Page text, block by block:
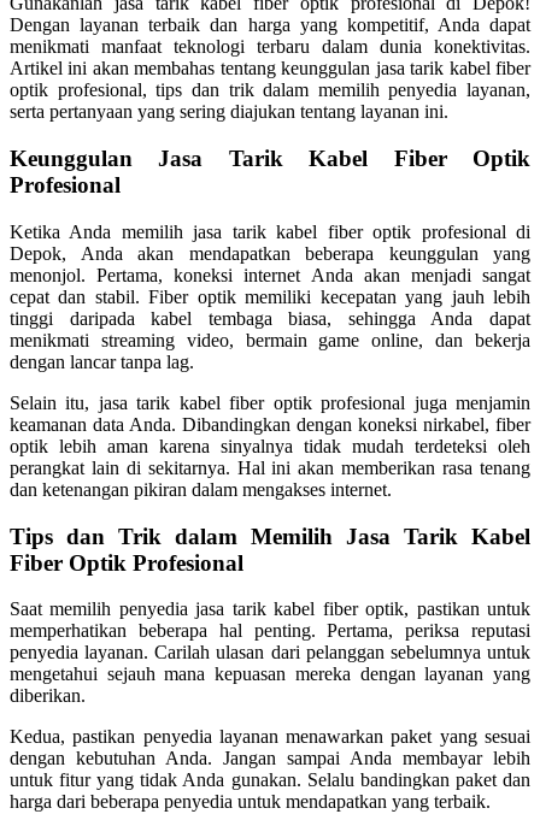
Dengan layanan terbaik dan harga yang kompetitif, Anda dapat
menikmati manfaat teknologi terbaru dalam dunia konektivitas.
Artikel ini akan membahas tentang keunggulan jasa tarik kabel fiber
optik profesional, tips dan trik dalam memilih penyedia layanan,
serta pertanyaan yang sering diajukan tentang layanan ini.
Keunggulan Jasa Tarik Kabel Fiber Optik
Profesional
Ketika Anda memilih jasa tarik kabel fiber optik profesional di
Depok, Anda akan mendapatkan beberapa keunggulan yang
menonjol. Pertama, koneksi internet Anda akan menjadi sangat
cepat dan stabil. Fiber optik memiliki kecepatan yang jauh lebih
tinggi daripada kabel tembaga biasa, sehingga Anda dapat
menikmati streaming video, bermain game online, dan bekerja
dengan lancar tanpa lag.
Selain itu, jasa tarik kabel fiber optik profesional juga menjamin
keamanan data Anda. Dibandingkan dengan koneksi nirkabel, fiber
optik lebih aman karena sinyalnya tidak mudah terdeteksi oleh
perangkat lain di sekitarnya. Hal ini akan memberikan rasa tenang
dan ketenangan pikiran dalam mengakses internet.
Tips dan Trik dalam Memilih Jasa Tarik Kabel
Fiber Optik Profesional
Saat memilih penyedia jasa tarik kabel fiber optik, pastikan untuk
memperhatikan beberapa hal penting. Pertama, periksa reputasi
penyedia layanan. Carilah ulasan dari pelanggan sebelumnya untuk
mengetahui sejauh mana kepuasan mereka dengan layanan yang
diberikan.
Kedua, pastikan penyedia layanan menawarkan paket yang sesuai
dengan kebutuhan Anda. Jangan sampai Anda membayar lebih
untuk fitur yang tidak Anda gunakan. Selalu bandingkan paket dan
harga dari beberapa penyedia untuk mendapatkan yang terbaik.